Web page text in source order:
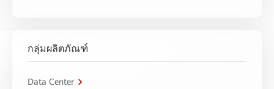
กลุ่มผลิตภัณฑ์
Data Center